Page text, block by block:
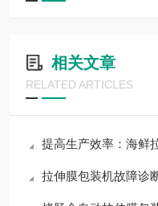
相关文章
RELATED ARTICLES
提高生产效率：海鲜
拉伸膜包装机故障诊